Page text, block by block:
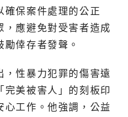
確保案件處理的公正
，應避免對受害者造成
倖存者發聲。
，性暴力犯罪的傷害遠
完美被害人」的刻板印
心工作。他強調，公益